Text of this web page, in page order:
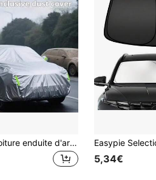
Housse de voiture enduite d'argent 190T, légère, respirante, anti-UV, anti-pluie, avec bande réfléchissante, anti-poussière
5,34€